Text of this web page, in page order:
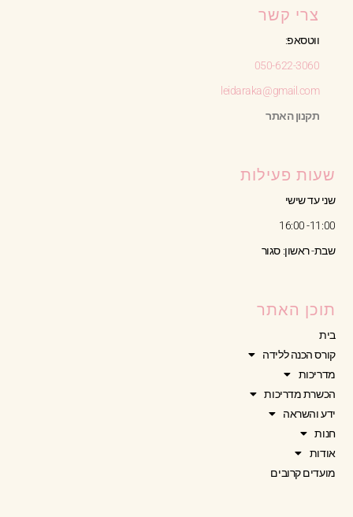
צרי קשר
ווטסאפ:
050-622-3060
leidaraka@gmail.com
תקנון האתר
שעות פעילות
שני עד שישי
11:00- 16:00
שבת- ראשון: סגור
תוכן האתר
בית
קורס הכנה ללידה
מדריכות
הכשרת מדריכות
ידע והשראה
חנות
אודות
מועדים קרובים